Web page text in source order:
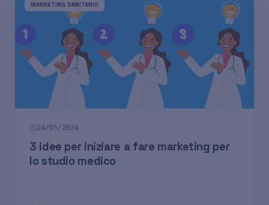
MARKETING SANITARIO
24/05/2024
3 idee per iniziare a fare marketing per
lo studio medico